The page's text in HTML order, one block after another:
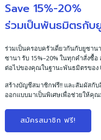
Save 15%-20%
ร่วมเป็นพันธมิตรกับ
ร่วมเป็นครอบครัวเดี่ยวกันกับยูซา
ซานา รับ 15%–20% ในทุกคำสั่งซื้อ
ต่อไปของคุณในฐานะพันธมิตรของ
สร้างบัญชีสมาชิกฟรี!! และสัมผัสกั
ออกแบบมาเป็นพิเศษเพื่อช่วยให้
สมัครสมาชิก ฟรี!